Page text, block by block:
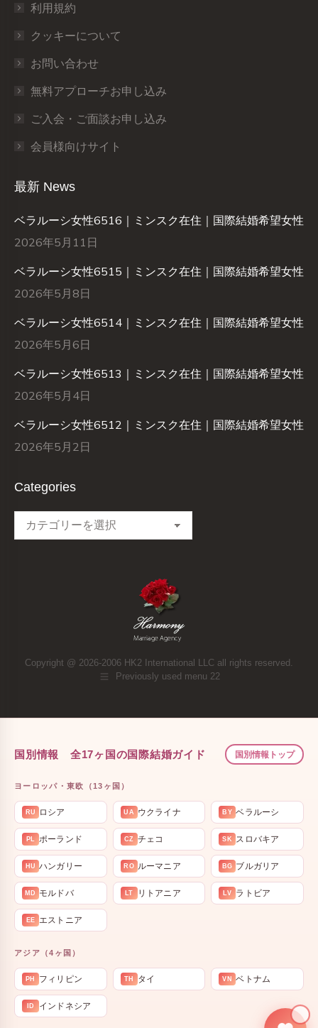
利用規約
クッキーについて
お問い合わせ
無料アプローチお申し込み
ご入会・ご面談お申し込み
会員様向けサイト
最新 News
ベラルーシ女性6516｜ミンスク在住｜国際結婚希望女性
2026年5月11日
ベラルーシ女性6515｜ミンスク在住｜国際結婚希望女性
2026年5月8日
ベラルーシ女性6514｜ミンスク在住｜国際結婚希望女性
2026年5月6日
ベラルーシ女性6513｜ミンスク在住｜国際結婚希望女性
2026年5月4日
ベラルーシ女性6512｜ミンスク在住｜国際結婚希望女性
2026年5月2日
Categories
Categories
Copyright @ 2026-2006 HK2 International LLC all rights reserved.
Previously used menu 22
国別情報 全17ヶ国の国際結婚ガイド 国別情報トップ
ヨーロッパ・東欧（13ヶ国）
RU ロシア UA ウクライナ BY ベラルーシ
PL ポーランド CZ チェコ SK スロバキア
HU ハンガリー RO ルーマニア BG ブルガリア
MD モルドバ LT リトアニア LV ラトビア
EE エストニア
アジア（4ヶ国）
PH フィリピン TH タイ VN ベトナム
ID インドネシア
💍